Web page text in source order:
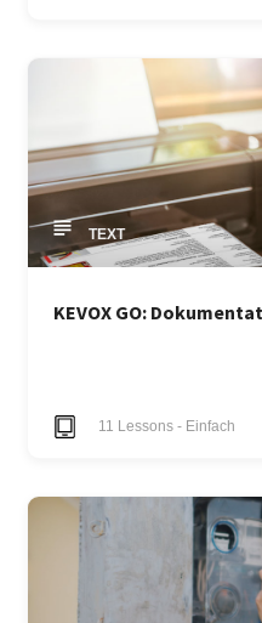
TEXT
KEVOX GO:
11 Lessons - Einfach